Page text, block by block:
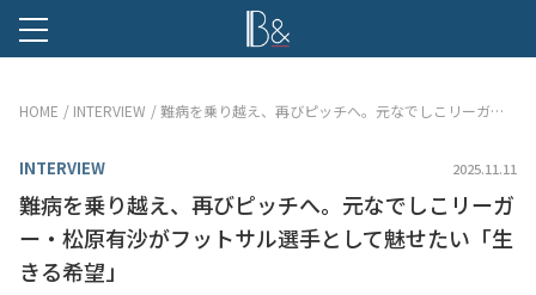
HOME INTERVIEW 難病を乗り越え、再びピッチへ。元なでしこリーガー・松原有沙がフットサル選手として魅せたい「生きる希望」
INTERVIEW 2025.11.11
難病を乗り越え、再びピッチへ。元なでしこリーガ
ー・松原有沙がフットサル選手として魅せたい「生
きる希望」